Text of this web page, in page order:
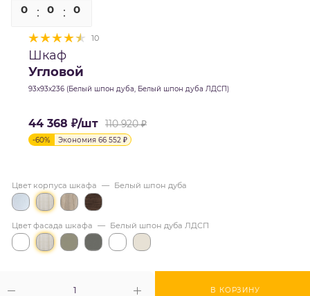
0 0 0
10
Шкаф
Угловой
93х93х236 (Белый шпон дуба, Белый шпон дуба ЛДСП)
44 368 ₽/шт 110 920₽
-60% Экономия 66 552 ₽
В КОРЗИНУ
Цвет корпуса шкафа — Белый шпон дуба
Цвет фасада шкафа — Белый шпон дуба ЛДСП